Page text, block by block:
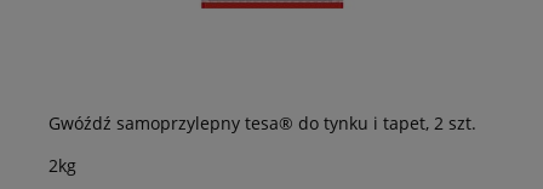
Gwóźdź samoprzylepny tesa® do tynku i tapet, 2 szt.
2kg